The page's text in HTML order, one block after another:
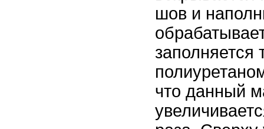
шов и
что данный